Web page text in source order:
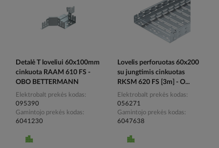
Detalė T loveliui 60x100mm
cinkuota RAAM 610 FS -
OBO BETTERMANN
Elektrobalt prekės kodas
095390
Gamintojo prekės kodas
6041230
Lovelis perforuotas 60x200
su jungtimis cinkuotas
RKSM 620 FS [3m] - O...
Elektrobalt prekės kodas
056271
Gamintojo prekės kodas
6047638